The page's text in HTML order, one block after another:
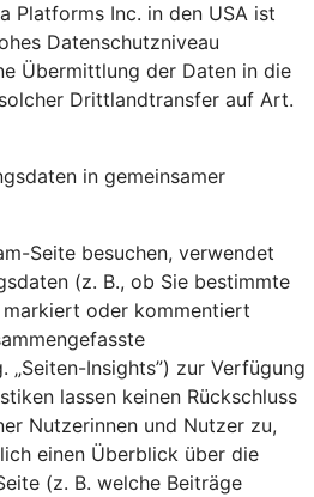
Platforms Inc. in den USA ist
Datenschutzniveau
Übermittlung der Daten in die
Drittlandtransfer auf Art.
in gemeinsamer
Seite besuchen, verwendet
(z. B., ob Sie bestimmte
markiert oder kommentiert
Insights”) zur Verfügung
lassen keinen Rückschluss
Nutzerinnen und Nutzer zu,
einen Überblick über die
(z. B. welche Beiträge